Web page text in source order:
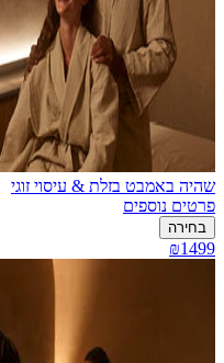
שהיה באמבט בזלת & עיסוי זוגי
פרטים נוספים
בחירה
₪1499